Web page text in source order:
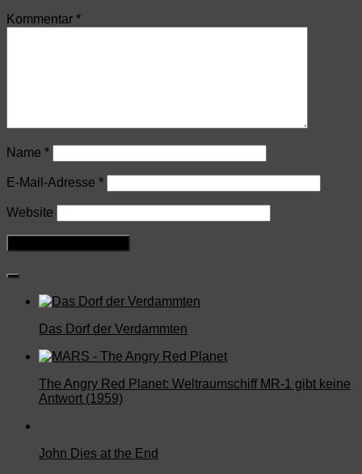
Kommentar *
Name *
E-Mail-Adresse *
Website
Das Dorf der Verdammten
The Angry Red Planet: Weltraumschiff MR-1 gibt keine
Antwort (1959)
John Dies at the End